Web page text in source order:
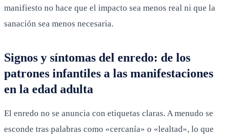
manifiesto no hace que el impacto sea menos real ni que la
sanación sea menos necesaria.
Signos y síntomas del enredo: de los
patrones infantiles a las manifestaciones
en la edad adulta
El enredo no se anuncia con etiquetas claras. A menudo se
esconde tras palabras como «cercanía» o «lealtad», lo que